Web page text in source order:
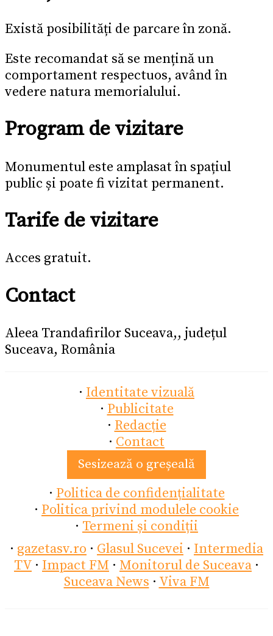
Există posibilități de parcare în zonă.
Este recomandat să se mențină un
comportament respectuos, având în
vedere natura memorialului.
Program de vizitare
Monumentul este amplasat în spațiul
public și poate fi vizitat permanent.
Tarife de vizitare
Acces gratuit.
Contact
Aleea Trandafirilor Suceava,, județul
Suceava, România
· Identitate vizuală
· Publicitate
· Redacție
· Contact
Sesizează o greșeală
· Politica de confidențialitate
· Politica privind modulele cookie
· Termeni și condiții
· gazetasv.ro · Glasul Sucevei · Intermedia
TV · Impact FM · Monitorul de Suceava ·
Suceava News · Viva FM